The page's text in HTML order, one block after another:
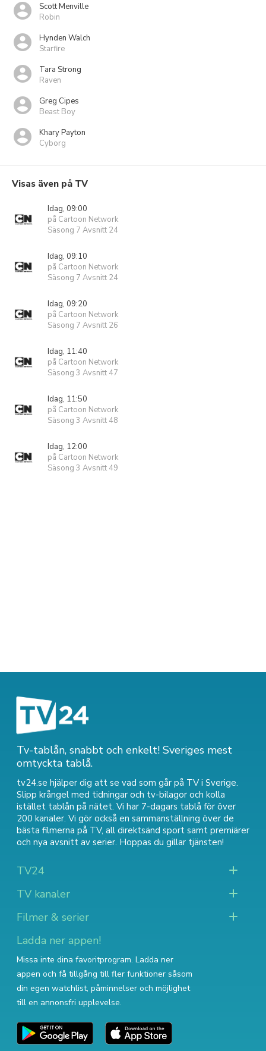
Scott Menville
Robin
Hynden Walch
Starfire
Tara Strong
Raven
Greg Cipes
Beast Boy
Khary Payton
Cyborg
Visas även på TV
Idag, 09:00
på Cartoon Network
Säsong 7 Avsnitt 24
Idag, 09:10
på Cartoon Network
Säsong 7 Avsnitt 24
Idag, 09:20
på Cartoon Network
Säsong 7 Avsnitt 26
Idag, 11:40
på Cartoon Network
Säsong 3 Avsnitt 47
Idag, 11:50
på Cartoon Network
Säsong 3 Avsnitt 48
Idag, 12:00
på Cartoon Network
Säsong 3 Avsnitt 49
Tv-tablån, snabbt och enkelt! Sveriges mest
omtyckta tablå.
tv24.se hjälper dig att se vad som går på TV i Sverige.
Slipp krångel med tidningar och tv-bilagor och kolla
istället tablån på nätet. Vi har 7-dagars tablå för över
200 kanaler. Vi gör också en sammanställning över de
bästa filmerna på TV, all direktsänd sport samt premiärer
och nya avsnitt av serier. Hoppas du gillar tjänsten!
TV24
TV kanaler
Filmer & serier
Ladda ner appen!
Missa inte dina favoritprogram. Ladda ner
appen och få tillgång till fler funktioner såsom
din egen watchlist, påminnelser och möjlighet
till en annonsfri upplevelse.